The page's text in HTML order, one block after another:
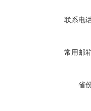
联系电
常用邮
省